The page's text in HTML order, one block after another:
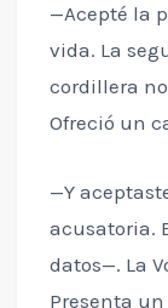
—Acepté la
vida. La
cordillera
Ofreció un
—Y
acusatoria.
datos—. La
Presenta